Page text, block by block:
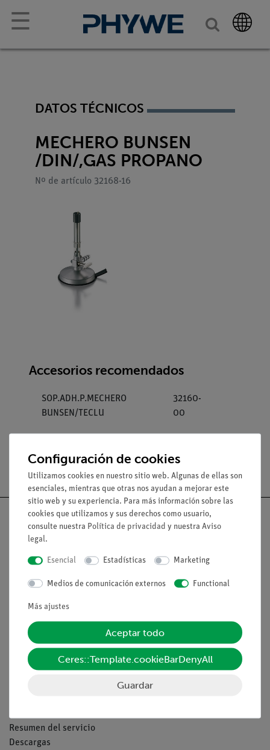
☰
DATOS TÉCNICOS
MECHERO BUNSEN
/DIN/,GAS PROPANO
Nº de artículo 32168-16
Accesorios recomendados
SOP.ADH.P.MECHERO
BUNSEN/TECLU
32160-
00
Aviso lega
Contacto
Condiciones comerciales generales
Declaración de privacidad
Pie de imprenta
Resumen del servicio
Descargas
Configuración de cookies
Utilizamos cookies en nuestro sitio web. Algunas de ellas son
esenciales, mientras que otras nos ayudan a mejorar este
sitio web y su experiencia. Para más información sobre las
cookies que utilizamos y sus derechos como usuario,
consulte nuestra Política de privacidad y nuestra Aviso
legal.
Esencial Estadísticas Marketing
Medios de comunicación externos Functional
Más ajustes
Aceptar todo
Ceres::Template.cookieBarDenyAll
Guardar